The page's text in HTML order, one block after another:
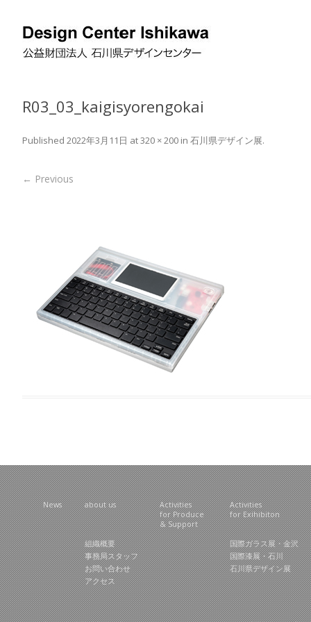
R03_03_kaigisyorengokai
Published 2022年3月11日 at320 × 200 in 石川県デザイン展.
← Previous
News about us
Activities
for Produce
& Support
Activities
for Exihibiton
組織概要
事務局スタッフ
お問い合わせ
アクセス
国際ガラス展・金沢
国際漆展・石川
石川県デザイン展